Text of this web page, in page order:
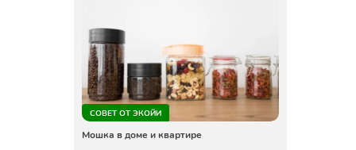
СОВЕТ ОТ ЭКОЙИ
Мошка в доме и квартире